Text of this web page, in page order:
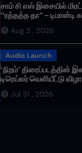
சாம் சி எஸ் இசையில்
“ரத்தத்த தா” – டிமான்டி
வருகிறது!
Aug 3 , 2026
Audio Launch
‘நிறம்’ திரைப்படத்தின்
டிரெய்லர் வெளியீட்டு
Jul 31 , 2026